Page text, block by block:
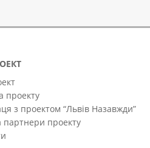
проекту
з проектом “Львів Назавжди”
партнери проекту